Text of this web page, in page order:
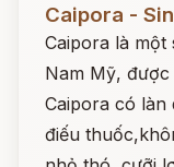
Caipora -
Caipora là một
Nam Mỹ,
Caipora có làn
điếu